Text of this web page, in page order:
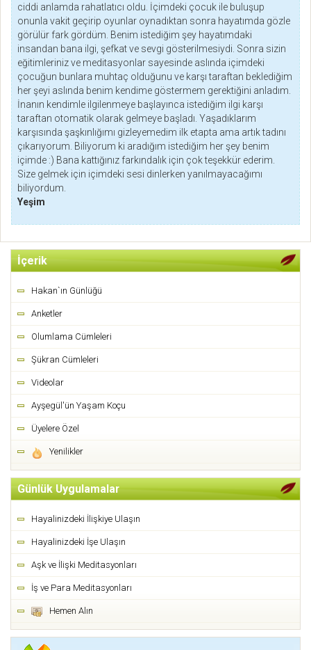
ciddi anlamda rahatlatıcı oldu. İçimdeki çocuk ile buluşup
onunla vakit geçirip oyunlar oynadıktan sonra hayatımda gözle
görülür fark gördüm. Benim istediğim şey hayatımdaki
insandan bana ilgi, şefkat ve sevgi gösterilmesiydi. Sonra sizin
eğitimleriniz ve meditasyonlar sayesinde aslında içimdeki
çocuğun bunlara muhtaç olduğunu ve karşı taraftan beklediğim
her şeyi aslında benim kendime göstermem gerektiğini anladım.
İnanın kendimle ilgilenmeye başlayınca istediğim ilgi karşı
taraftan otomatik olarak gelmeye başladı. Yaşadıklarım
karşısında şaşkınlığımı gizleyemedim ilk etapta ama artık tadını
çıkarıyorum. Biliyorum ki aradığım istediğim her şey benim
içimde :) Bana kattığınız farkındalık için çok teşekkür ederim.
Size gelmek için içimdeki sesi dinlerken yanılmayacağımı
biliyordum.
Yeşim
İçerik
Hakan`ın Günlüğü
Anketler
Olumlama Cümleleri
Şükran Cümleleri
Videolar
Ayşegül'ün Yaşam Koçu
Üyelere Özel
Yenilikler
Günlük Uygulamalar
Hayalinizdeki İlişkiye Ulaşın
Hayalinizdeki İşe Ulaşın
Aşk ve İlişki Meditasyonları
İş ve Para Meditasyonları
Hemen Alın